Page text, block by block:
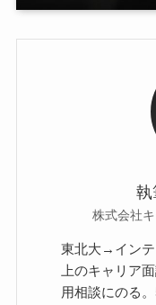
執
株式会社
東北大→インテ
上のキャリア
用相談にのる